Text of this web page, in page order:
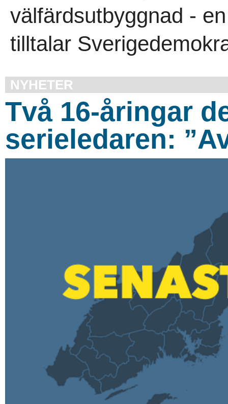
välfärdsutbyggnad -
tilltalar
NYHETER
Två 16-åringar
serieledaren: